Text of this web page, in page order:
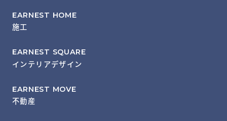
EARNEST HOME
施工
EARNEST SQUARE
インテリアデザイン
EARNEST MOVE
不動産